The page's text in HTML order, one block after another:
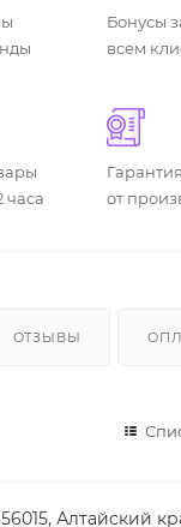
Бонусы
всем
часа
от
ОТЗЫВЫ
Алтайский